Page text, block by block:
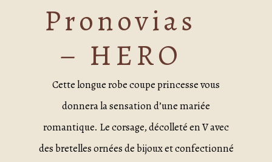
Pronovias
– HERO
Cette longue robe coupe princesse vous
donnera la sensation d’une mariée
romantique. Le corsage, décolleté en V avec
des bretelles ornées de bijoux et confectionné